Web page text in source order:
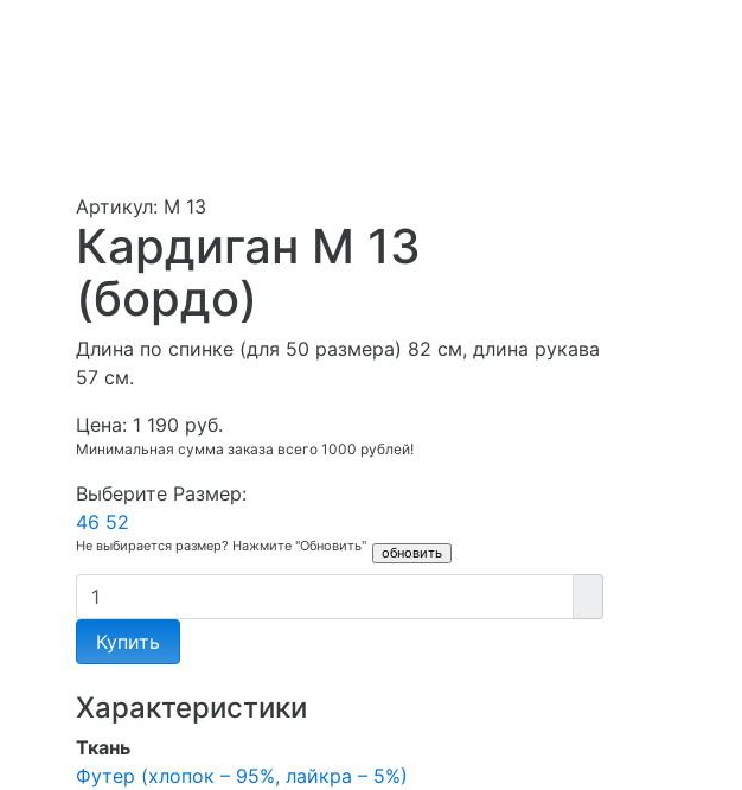
Артикул: М 13
Кардиган М 13
(бордо)
Длина по спинке (для 50 размера) 82 см, длина рукава
57 см.
Цена: 1 190 руб.
Минимальная сумма заказа всего 1000 рублей!
Выберите Размер:
46 52
Не выбирается размер? Нажмите "Обновить"
Купить
Характеристики
Ткань
Футер (хлопок – 95%, лайкра – 5%)